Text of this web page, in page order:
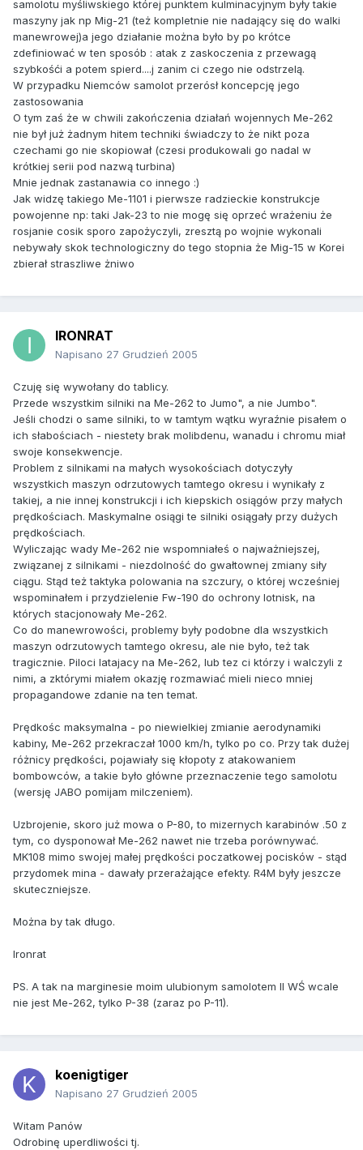
samolotu myśliwskiego której punktem kulminacyjnym były takie
maszyny jak np Mig-21 (też kompletnie nie nadający się do walki
manewrowej)a jego działanie można było by po krótce
zdefiniować w ten sposób : atak z zaskoczenia z przewagą
szybkośći a potem spierd....j zanim ci czego nie odstrzelą.
W przypadku Niemców samolot przerósł koncepcję jego
zastosowania
O tym zaś że w chwili zakończenia działań wojennych Me-262
nie był już żadnym hitem techniki świadczy to że nikt poza
czechami go nie skopiował (czesi produkowali go nadal w
krótkiej serii pod nazwą turbina)
Mnie jednak zastanawia co innego :)
Jak widzę takiego Me-1101 i pierwsze radzieckie konstrukcje
powojenne np: taki Jak-23 to nie mogę się oprzeć wrażeniu że
rosjanie cosik sporo zapożyczyli, zresztą po wojnie wykonali
nebywały skok technologiczny do tego stopnia że Mig-15 w Korei
zbierał straszliwe żniwo
IRONRAT
Napisano 27 Grudzień 2005
Czuję się wywołany do tablicy.
Przede wszystkim silniki na Me-262 to Jumo", a nie Jumbo".
Jeśli chodzi o same silniki, to w tamtym wątku wyraźnie pisałem o
ich słabościach - niestety brak molibdenu, wanadu i chromu miał
swoje konsekwencje.
Problem z silnikami na małych wysokościach dotyczyły
wszystkich maszyn odrzutowych tamtego okresu i wynikały z
takiej, a nie innej konstrukcji i ich kiepskich osiągów przy małych
prędkościach. Maskymalne osiągi te silniki osiągały przy dużych
prędkościach.
Wyliczając wady Me-262 nie wspomniałeś o najważniejszej,
związanej z silnikami - niezdolność do gwałtownej zmiany siły
ciągu. Stąd też taktyka polowania na szczury, o której wcześniej
wspominałem i przydzielenie Fw-190 do ochrony lotnisk, na
których stacjonowały Me-262.
Co do manewrowości, problemy były podobne dla wszystkich
maszyn odrzutowych tamtego okresu, ale nie było, też tak
tragicznie. Piloci latajacy na Me-262, lub tez ci którzy i walczyli z
nimi, a zktórymi miałem okazję rozmawiać mieli nieco mniej
propagandowe zdanie na ten temat.
Prędkośc maksymalna - po niewielkiej zmianie aerodynamiki
kabiny, Me-262 przekraczał 1000 km/h, tylko po co. Przy tak dużej
różnicy prędkości, pojawiały się kłopoty z atakowaniem
bombowców, a takie było główne przeznaczenie tego samolotu
(wersję JABO pomijam milczeniem).
Uzbrojenie, skoro już mowa o P-80, to mizernych karabinów .50 z
tym, co dysponował Me-262 nawet nie trzeba porównywać.
MK108 mimo swojej małej prędkości poczatkowej pocisków - stąd
przydomek mina - dawały przerażające efekty. R4M były jeszcze
skuteczniejsze.
Można by tak długo.
Ironrat
PS. A tak na marginesie moim ulubionym samolotem II WŚ wcale
nie jest Me-262, tylko P-38 (zaraz po P-11).
koenigtiger
Napisano 27 Grudzień 2005
Witam Panów
Odrobinę uperdliwości tj.